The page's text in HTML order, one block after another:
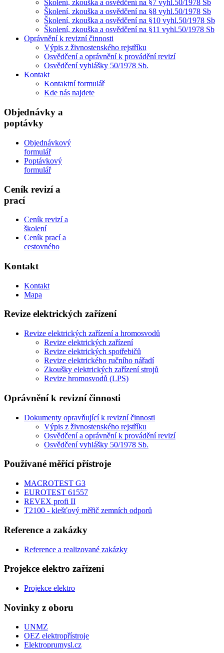
Školení, zkouška a osvědčení na §7 vyhl.50/1978 Sb
Školení, zkouška a osvědčení na §8 vyhl.50/1978 Sb
Školení, zkouška a osvědčení na §10 vyhl.50/1978 Sb
Školení, zkouška a osvědčení na §11 vyhl.50/1978 Sb
Oprávnění k revizní činnosti
Výpis z živnostenského rejstříku
Osvědčení a oprávnění k provádění revizí
Osvědčení vyhlášky 50/1978 Sb.
Kontakt
Kontaktní formulář
Kde nás najdete
Objednávky a
poptávky
Objednávkový
formulář
Poptávkový
formulář
Ceník revizí a
prací
Ceník revizí a
školení
Ceník prací a
cestovného
Kontakt
Kontakt
Mapa
Revize elektrických zařízení
Revize elektrických zařízení a hromosvodů
Revize elektrických zařízení
Revize elektrických spotřebičů
Revize elektrického ručního nářadí
Zkoušky elektrických zařízení strojů
Revize hromosvodů (LPS)
Oprávnění k revizní činnosti
Dokumenty opravňující k revizní činnosti
Výpis z živnostenského rejstříku
Osvědčení a oprávnění k provádění revizí
Osvědčení vyhlášky 50/1978 Sb.
Používané měřící přístroje
MACROTEST G3
EUROTEST 61557
REVEX profi II
T2100 - klešťový měřič zemních odporů
Reference a zakázky
Reference a realizované zakázky
Projekce elektro zařízení
Projekce elektro
Novinky z oboru
UNMZ
OEZ elektropřístroje
Elektroprumysl.cz